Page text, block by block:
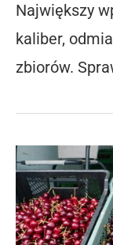
Największy
kaliber,
zbiorów.